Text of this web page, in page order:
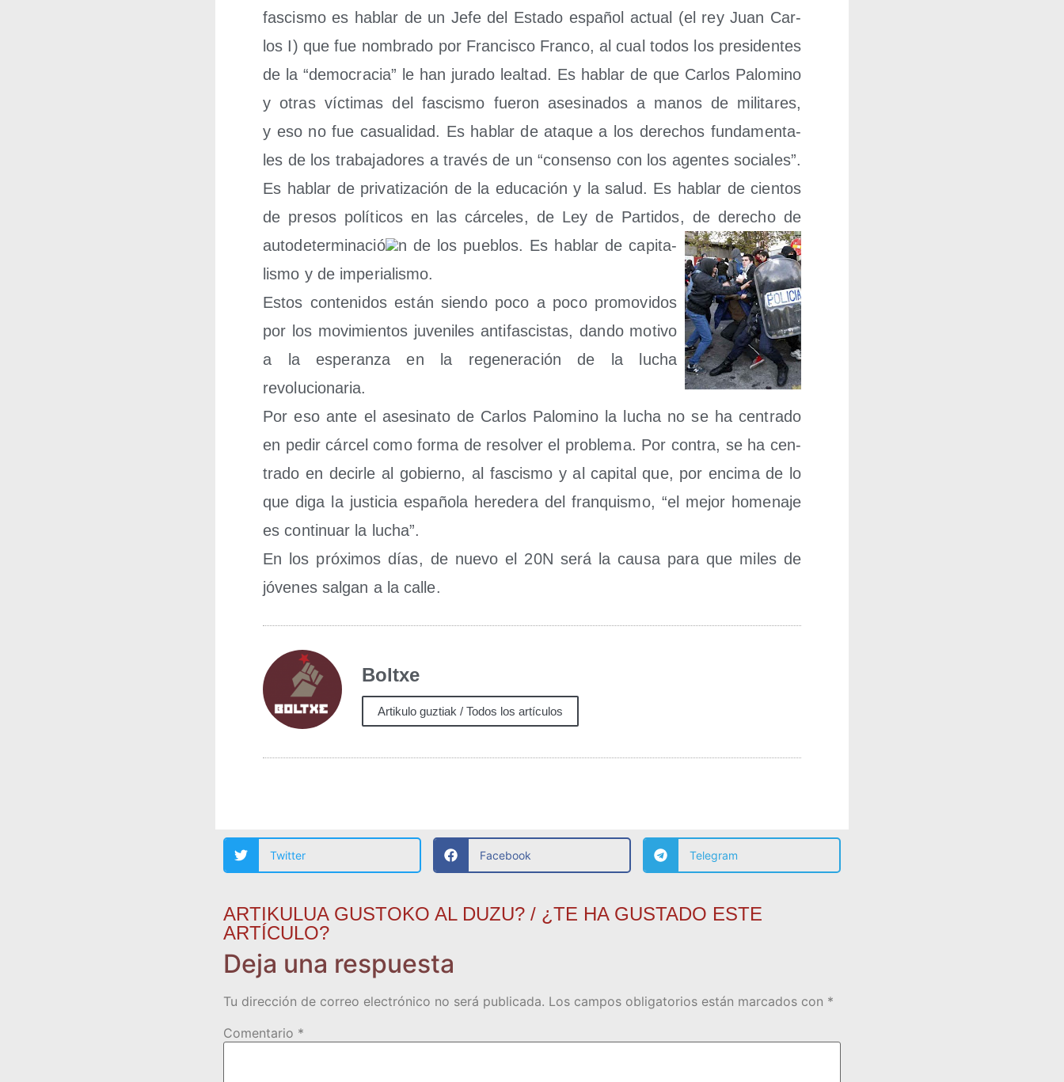
fas­cis­mo es hablar de un Jefe del Esta­do espa­ñol actual (el rey Juan Car­
los I) que fue nom­bra­do por Fran­cis­co Fran­co, al cual todos los pre­si­den­tes
de la “demo­cra­cia” le han jura­do leal­tad. Es hablar de que Car­los Palo­mino
y otras víc­ti­mas del fas­cis­mo fue­ron ase­si­na­dos a manos de mili­ta­res,
y eso no fue casua­li­dad. Es hablar de ata­que a los dere­chos fun­da­men­ta­
les de los tra­ba­ja­do­res a tra­vés de un “con­sen­so con los agen­tes socia­les”.
Es hablar de pri­va­ti­za­ción de la edu­ca­ción y la salud. Es hablar de cien­tos
de pre­sos polí­ti­cos en las cár­ce­les, de Ley de Par­ti­dos, de dere­cho de
auto­de­ter­mi­na­ció
n de los pue­blos. Es hablar de capi­ta­
lis­mo y de imperialismo.
Estos con­te­ni­dos están sien­do poco a poco pro­mo­vi­dos
por los movi­mien­tos juve­ni­les anti­fas­cis­tas, dan­do moti­vo
a la espe­ran­za en la rege­ne­ra­ción de la lucha
revolucionaria.
Por eso ante el ase­si­na­to de Car­los Palo­mino la lucha no se ha cen­tra­do
en pedir cár­cel como for­ma de resol­ver el pro­ble­ma. Por con­tra, se ha cen­
tra­do en decir­le al gobierno, al fas­cis­mo y al capi­tal que, por enci­ma de lo
que diga la jus­ti­cia espa­ño­la here­de­ra del fran­quis­mo, “el mejor home­na­je
es con­ti­nuar la lucha”.
En los pró­xi­mos días, de nue­vo el 20N será la cau­sa para que miles de
jóve­nes sal­gan a la calle.
Boltxe
Artikulo guztiak / Todos los artículos
Twitter Facebook Telegram
ARTIKULUA GUSTOKO AL DUZU? / ¿TE HA GUSTADO ESTE
ARTÍCULO?
Deja una respuesta
Tu dirección de correo electrónico no será publicada. Los campos obligatorios están marcados con *
Comentario *